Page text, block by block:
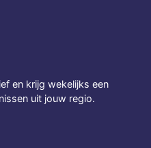
en krijg wekelijks een
uit jouw regio.